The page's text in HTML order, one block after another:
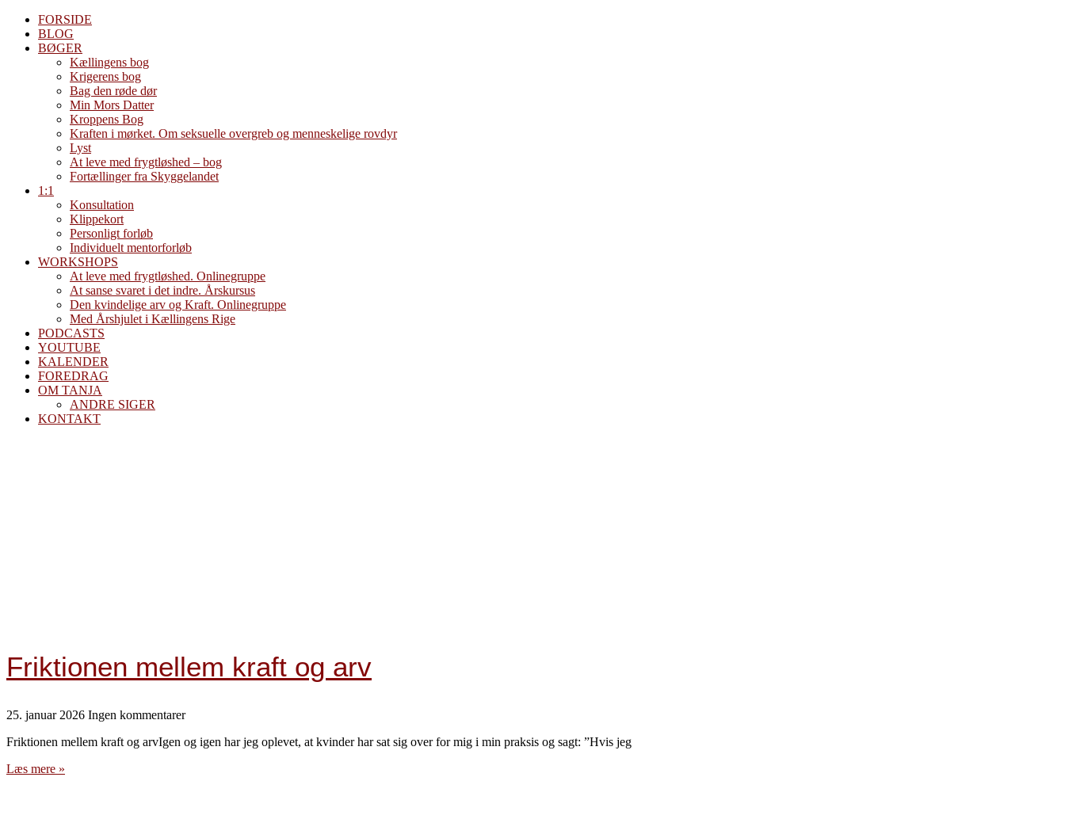
FORSIDE
BLOG
BØGER
Kællingens bog
Krigerens bog
Bag den røde dør
Min Mors Datter
Kroppens Bog
Kraften i mørket. Om seksuelle overgreb og menneskelige rovdyr
Lyst
At leve med frygtløshed – bog
Fortællinger fra Skyggelandet
1:1
Konsultation
Klippekort
Personligt forløb
Individuelt mentorforløb
WORKSHOPS
At leve med frygtløshed. Onlinegruppe
At sanse svaret i det indre. Årskursus
Den kvindelige arv og Kraft. Onlinegruppe
Med Årshjulet i Kællingens Rige
PODCASTS
YOUTUBE
KALENDER
FOREDRAG
OM TANJA
ANDRE SIGER
KONTAKT
Friktionen mellem kraft og arv
25. januar 2026 Ingen kommentarer
Friktionen mellem kraft og arvIgen og igen har jeg oplevet, at kvinder har sat sig over for mig i min praksis og sagt: ”Hvis jeg
Læs mere »